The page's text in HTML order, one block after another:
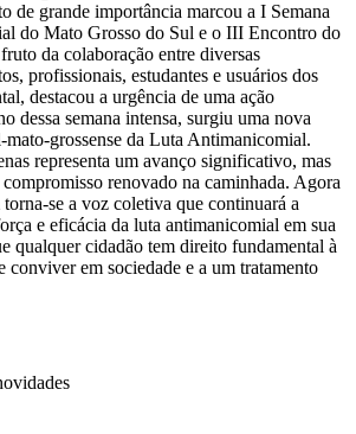
de grande importância marcou a I Semana
do Mato Grosso do Sul e o III Encontro do
da colaboração entre diversas
profissionais, estudantes e usuários dos
destacou a urgência de uma ação
dessa semana intensa, surgiu uma nova
grossense da Luta Antimanicomial.
representa um avanço significativo, mas
renovado na caminhada. Agora
se a voz coletiva que continuará a
e eficácia da luta antimanicomial em sua
qualquer cidadão tem direito fundamental à
conviver em sociedade e a um tratamento